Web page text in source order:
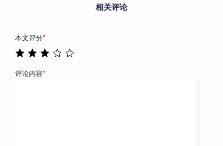
相关评论
本文评分*
评论内容*